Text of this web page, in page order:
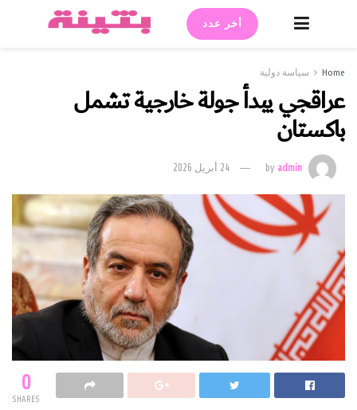
أخر عدد
Home سياسة دولية
عراقجي يبدأ جولة خارجية تشمل
باكستان
byadmin 24 أبريل 2026
0
SHARES